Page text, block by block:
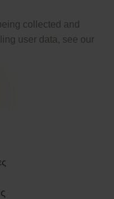
collected and
user data, see our